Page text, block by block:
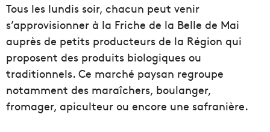
Tous les lundis soir, chacun peut venir
s’approvisionner à la Friche de la Belle de Mai
auprès de petits producteurs de la Région qui
proposent des produits biologiques ou
traditionnels. Ce marché paysan regroupe
notamment des maraîchers, boulanger,
fromager, apiculteur ou encore une safranière.